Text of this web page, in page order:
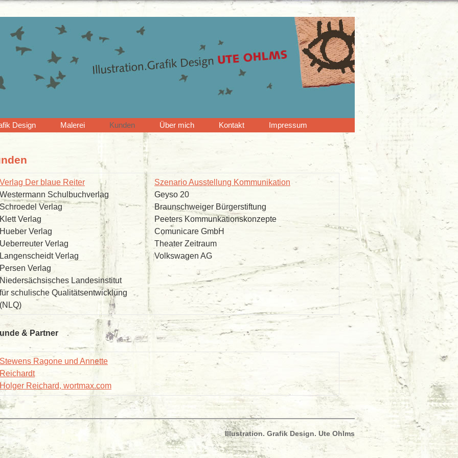
Design Malerei Kunden Über mich Kontakt Impressum
Verlag Der blaue Reiter
Westermann Schulbuchverlag
Schroedel Verlag
Klett Verlag
Hueber Verlag
Ueberreuter Verlag
Langenscheidt Verlag
Persen Verlag
Niedersächsisches Landesinstitut
für schulische Qualitätsentwicklung
(NLQ)
Szenario Ausstellung Kommunikation
Geyso 20
Braunschweiger Bürgerstiftung
Peeters Kommunkationskonzepte
Comunicare GmbH
Theater Zeitraum
Volkswagen AG
& Partner
Stewens Ragone und Annette
Reichardt
Holger Reichard, wortmax.com
Illustration. Grafik Design. Ute Ohlms